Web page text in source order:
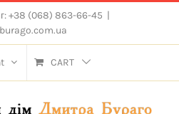
+38 (068) 863-66-45 |
CART